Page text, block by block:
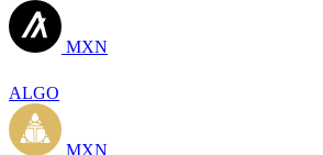
MXN
ALGO
MXN